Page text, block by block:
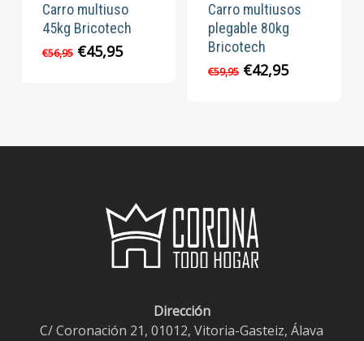
Carro multiuso
45kg Bricotech
€56,95 El
€45,95El
Carro multiusos
plegable 80kg
Bricotech
€59,95 El
€42,95El
Dirección
C/ Coronación 21, 01012, Vitoria-Gasteiz, Álava